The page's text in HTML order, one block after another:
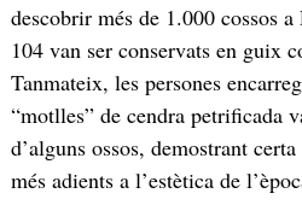
descobrir més de 1.000 cossos
104 van ser conservats en guix
Tanmateix, les persones
“motlles” de cendra petrificada
d’alguns ossos, demostrant
més adients a l’estètica de